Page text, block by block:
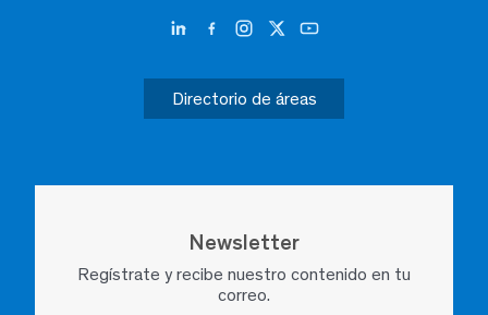
Directorio de áreas
Newsletter
Regístrate y recibe nuestro contenido en tu
correo.